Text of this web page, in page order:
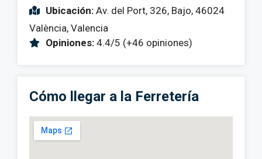
Ubicación: Av. del Port, 326, Bajo, 46024
València, Valencia
Opiniones: 4.4/5 (+46 opiniones)
Cómo llegar a la Ferretería